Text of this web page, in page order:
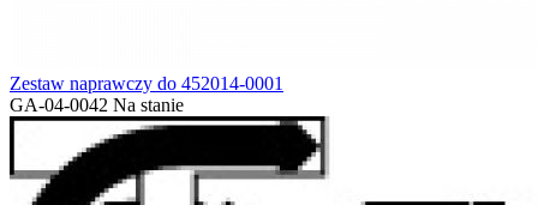
Zestaw naprawczy do 452014-0001
GA-04-0042 Na stanie